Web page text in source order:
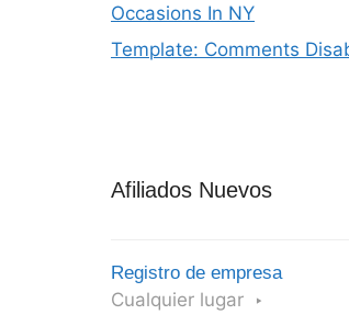
Occasions In NY
Template: Comments
Afiliados Nuevos
Registro de empresa
Cualquier lugar